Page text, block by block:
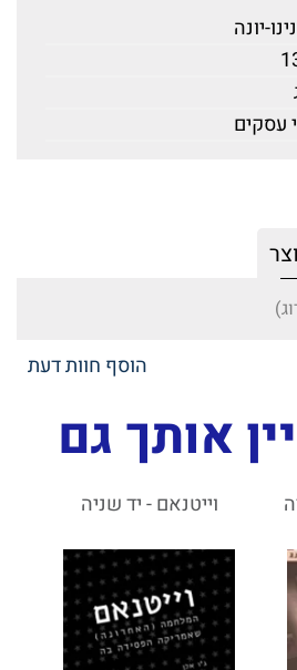
יונה
הוסף חוות דעת
אותך גם
וייטנאם - יד שניה